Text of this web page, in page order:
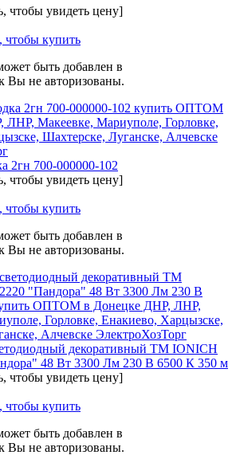
чтобы увидеть цену]
чтобы купить
быть добавлен в
Вы не авторизованы.
2гн 700-000000-102
чтобы увидеть цену]
чтобы купить
быть добавлен в
Вы не авторизованы.
декоративный ТМ IONICH
48 Вт 3300 Лм 230 В 6500 К 350 м
чтобы увидеть цену]
чтобы купить
быть добавлен в
Вы не авторизованы.